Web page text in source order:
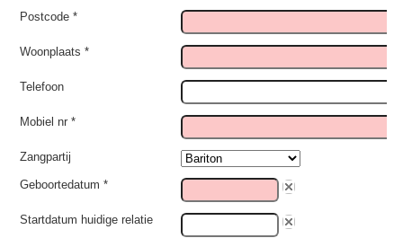
Postcode *
Woonplaats *
Telefoon
Mobiel nr *
Zangpartij
Geboortedatum *
Startdatum huidige relatie